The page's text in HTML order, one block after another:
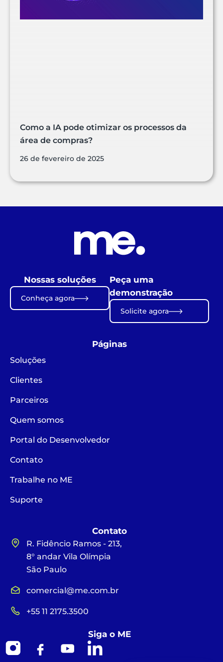
Como a IA pode otimizar os processos da
área de compras?
26 de fevereiro de 2025
Nossas soluções
Conheça agora
Peça uma
demonstração
Solicite agora
Páginas
Soluções
Clientes
Parceiros
Quem somos
Portal do Desenvolvedor
Contato
Trabalhe no ME
Suporte
Contato
R. Fidêncio Ramos - 213,
8° andar Vila Olímpia
São Paulo
comercial@me.com.br
+55 11 2175.3500
Siga o ME